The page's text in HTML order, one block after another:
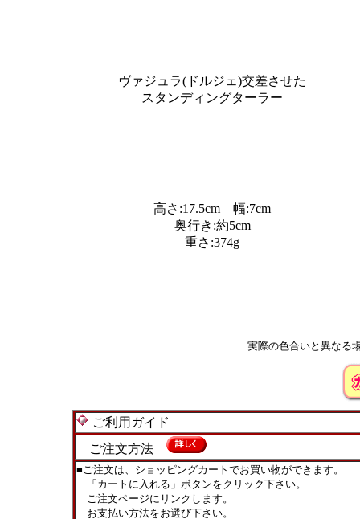
ヴァジュラ(ドルジェ)交差させた
スタンディングターラー
高さ:17.5cm 幅:7cm
奥行き:約5cm
重さ:374g
実際の色合いと異なる
ご利用ガイド
ご注文方法
■ご注文は、ショッピングカートでお買い物ができます。
「カートに入れる」ボタンをクリック下さい。
ご注文ページにリンクします。
お支払い方法をお選び下さい。